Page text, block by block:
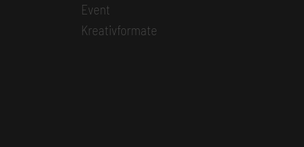
Event
Kreativformate